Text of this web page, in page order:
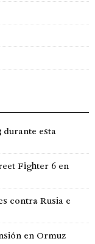
durante esta
Fighter 6 en
contra Rusia e
en Ormuz